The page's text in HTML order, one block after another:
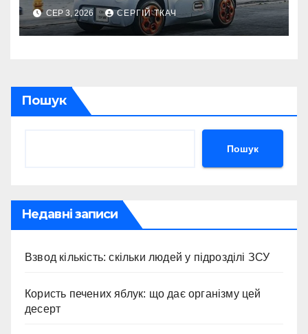
СЕР 3, 2026 СЕРГІЙ ТКАЧ
Пошук
Пошук
Недавні записи
Взвод кількість: скільки людей у підрозділі ЗСУ
Користь печених яблук: що дає організму цей
десерт